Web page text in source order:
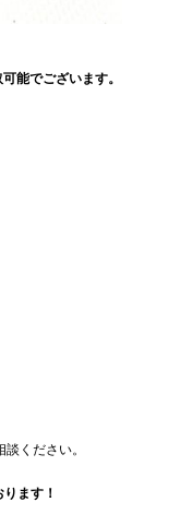
能でございます。
ください。
ます！